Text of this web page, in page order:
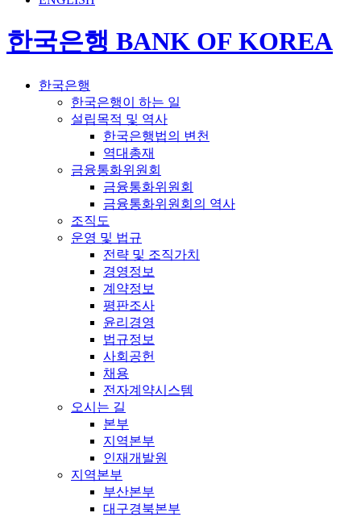
한국은행 BANK OF KOREA
한국은행
한국은행이 하는 일
설립목적 및 역사
한국은행법의 변천
역대총재
금융통화위원회
금융통화위원회
금융통화위원회의 역사
조직도
운영 및 법규
전략 및 조직가치
경영정보
계약정보
평판조사
윤리경영
법규정보
사회공헌
채용
전자계약시스템
오시는 길
본부
지역본부
인재개발원
지역본부
부산본부
대구경북본부